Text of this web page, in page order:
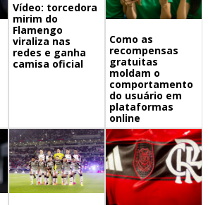
Vídeo: torcedora
mirim do
Flamengo
viraliza nas
redes e ganha
camisa oficial
Como as
recompensas
gratuitas
moldam o
comportamento
do usuário em
plataformas
online